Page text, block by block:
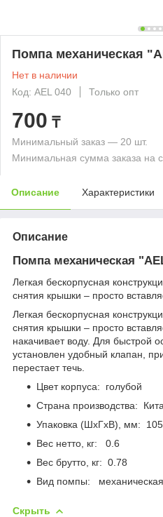
Помпа механическая
Нет в наличии
Код: AEL 040
Только опт
700 ₸
Минимальный заказ — 20 шт.
Минимальная сумма заказа на
Описание Характеристики
Описание
Помпа механическая
Легкая бескорпусная
снятия крышки – просто
Легкая бескорпусная
снятия крышки – просто
накачивает воду. Для быстрой
установлен удобный клапан,
перестает течь.
Цвет корпуса: голубой
Страна производства:
Упаковка (ШхГхВ), мм:
Вес нетто, кг: 0.6
Вес брутто, кг: 0.78
Вид помпы: механическая
Скрыть